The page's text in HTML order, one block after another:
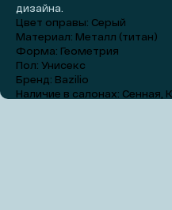
Добавить на
дизайна.
Цвет оправы: Серый
Материал: Металл (титан)
Форма: Геометрия
Пол: Унисекс
Бренд: Bazilio
Наличие в салонах: Сенная,